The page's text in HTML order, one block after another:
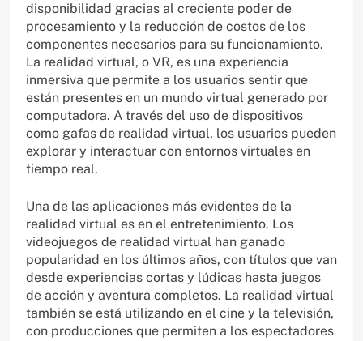
disponibilidad gracias al creciente poder de
procesamiento y la reducción de costos de los
componentes necesarios para su funcionamiento.
La realidad virtual, o VR, es una experiencia
inmersiva que permite a los usuarios sentir que
están presentes en un mundo virtual generado por
computadora. A través del uso de dispositivos
como gafas de realidad virtual, los usuarios pueden
explorar y interactuar con entornos virtuales en
tiempo real.
Una de las aplicaciones más evidentes de la
realidad virtual es en el entretenimiento. Los
videojuegos de realidad virtual han ganado
popularidad en los últimos años, con títulos que van
desde experiencias cortas y lúdicas hasta juegos
de acción y aventura completos. La realidad virtual
también se está utilizando en el cine y la televisión,
con producciones que permiten a los espectadores